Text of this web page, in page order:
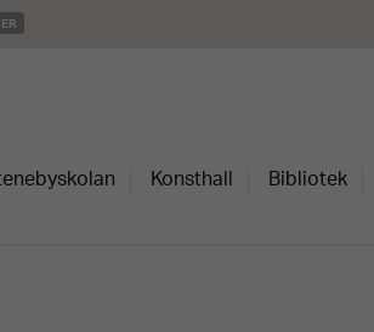
Konsthall Bibliotek